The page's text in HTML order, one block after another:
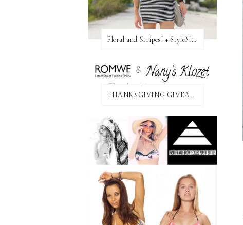
Floral and Stripes! + StyleMint GIVEAWAY!
THANKSGIVING GIVEAWAY!